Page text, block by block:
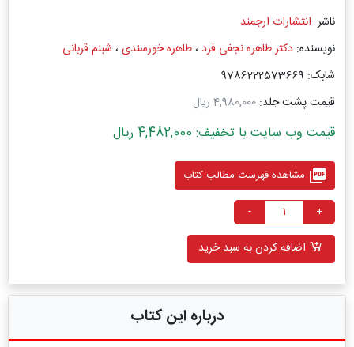
ناشر: انتشارات ارجمند
نویسنده: دکتر طاهره نجفی فرد،طاهره خورسندی، شبنم قربانی
شابک: 9786222573669
قیمت پشت جلد: 4,980,000 ریال
قیمت وب سایت با تخفیف: 4,482,000 ریال
picture_as_pdf مشاهده فهرست مطالب کتاب
+
-
اضافه کردن به سبد خرید
درباره این کتاب